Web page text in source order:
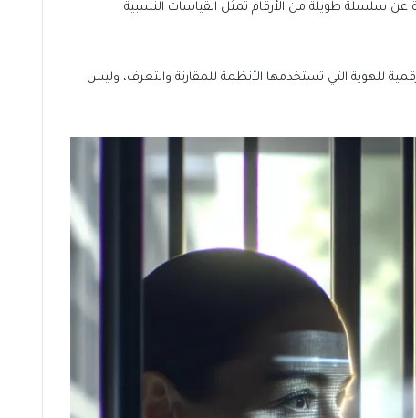
عن سلسلة طويلة من الأرقام تمثل القياسات النسبية
للهوية التي تستخدمها الأنظمة للمقارنة والتعرف، وليس